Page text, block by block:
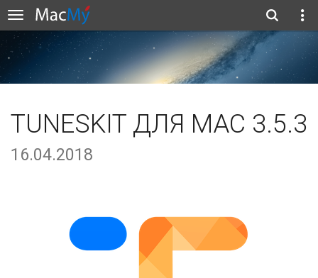
TUNESKIT ДЛЯ MAC 3.5.3
16.04.2018